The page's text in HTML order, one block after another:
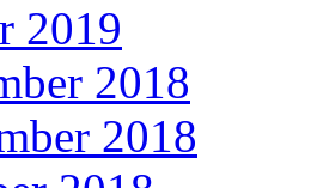
2019
2018
2018